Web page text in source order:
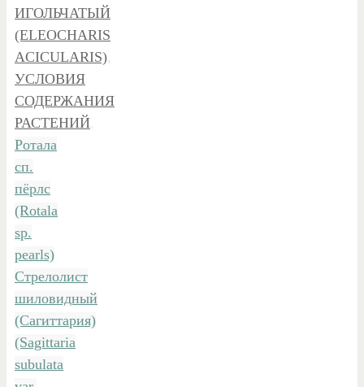
ИГОЛЬЧАТЫЙ
(ELEOCHARIS
ACICULARIS),
УСЛОВИЯ
СОДЕРЖАНИЯ
РАСТЕНИЙ.
Ротала
сп.
пёрлс
(Rotala
sp.
pearls)
Стрелолист
шиловидный
(Сагиттария)
(Sagittaria
subulata